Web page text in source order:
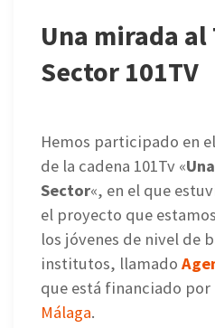
Una mirada al
Sector 101TV
Hemos participado en
de la cadena 101Tv «
Sector«, en el que
el proyecto que
los jóvenes de nivel de
institutos, llamado
que está financiado por
Málaga.